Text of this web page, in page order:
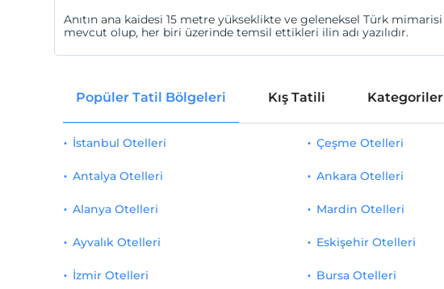
Anıtın ana kaidesi 15 metre yükseklikte ve geleneksel Türk
mevcut olup, her biri üzerinde temsil ettikleri ilin adı yazılıdır.
Popüler Tatil Bölgeleri Kış Tatili Kategoriler
İstanbul Otelleri
Antalya Otelleri
Alanya Otelleri
Ayvalık Otelleri
İzmir Otelleri
Çeşme Otelleri
Ankara Otelleri
Mardin Otelleri
Eskişehir Otelleri
Bursa Otelleri